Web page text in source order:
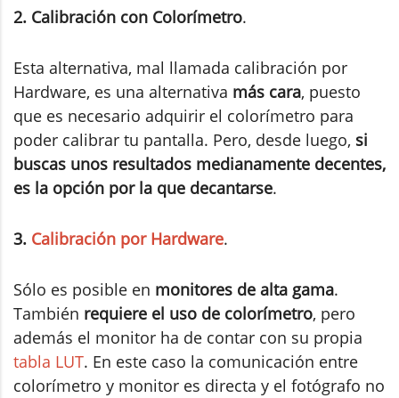
2. Calibración con Colorímetro.
Esta alternativa, mal llamada calibración por
Hardware, es una alternativa más cara, puesto
que es necesario adquirir el colorímetro para
poder calibrar tu pantalla. Pero, desde luego, si
buscas unos resultados medianamente decentes,
es la opción por la que decantarse.
3. Calibración por Hardware.
Sólo es posible en monitores de alta gama.
También requiere el uso de colorímetro, pero
además el monitor ha de contar con su propia
tabla LUT. En este caso la comunicación entre
colorímetro y monitor es directa y el fotógrafo no